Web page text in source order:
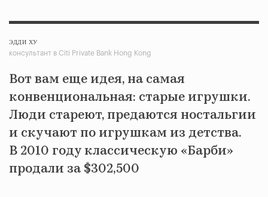
ЭДДИ ХУ
консультант в Citi Private Bank Hong Kong
Вот вам еще идея, на самая
конвенциональная: старые игрушки.
Люди стареют, предаются ностальгии
и скучают по игрушкам из детства.
В 2010 году классическую «Барби»
продали за $302,500